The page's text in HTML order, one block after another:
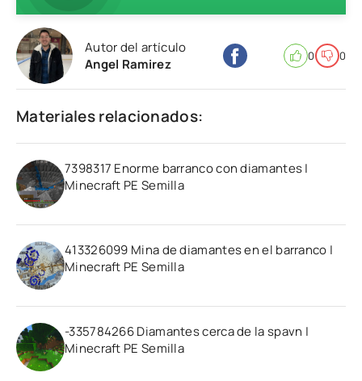
Autor del artículo
Angel Ramirez
0 0
Materiales relacionados:
7398317 Enorme barranco con diamantes |
Minecraft PE Semilla
413326099 Mina de diamantes en el barranco |
Minecraft PE Semilla
-335784266 Diamantes cerca de la spavn |
Minecraft PE Semilla